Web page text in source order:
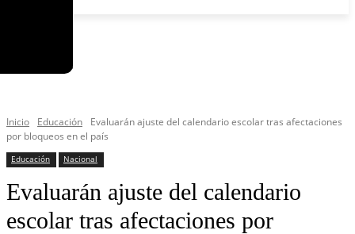
Inicio Educación
Evaluarán ajuste del calendario escolar tras afectaciones
por bloqueos en el país
Educación Nacional
Evaluarán ajuste del calendario
escolar tras afectaciones por